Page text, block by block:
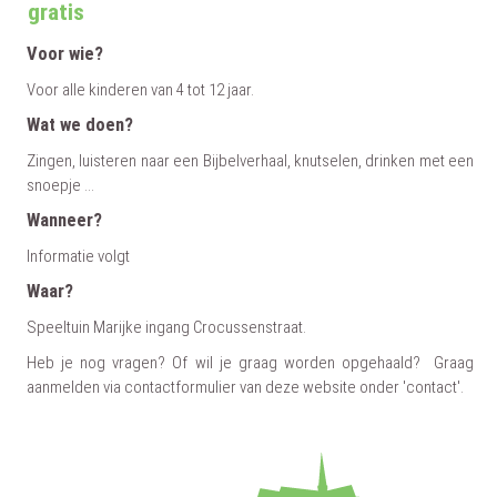
gratis
Voor wie?
Voor alle kinderen van 4 tot 12 jaar.
Wat we doen?
Zingen, luisteren naar een Bijbelverhaal, knutselen, drinken met een
snoepje ...
Wanneer?
Informatie volgt
Waar?
Speeltuin Marijke ingang Crocussenstraat.
Heb je nog vragen? Of wil je graag worden opgehaald? Graag
aanmelden via contactformulier van deze website onder 'contact'.